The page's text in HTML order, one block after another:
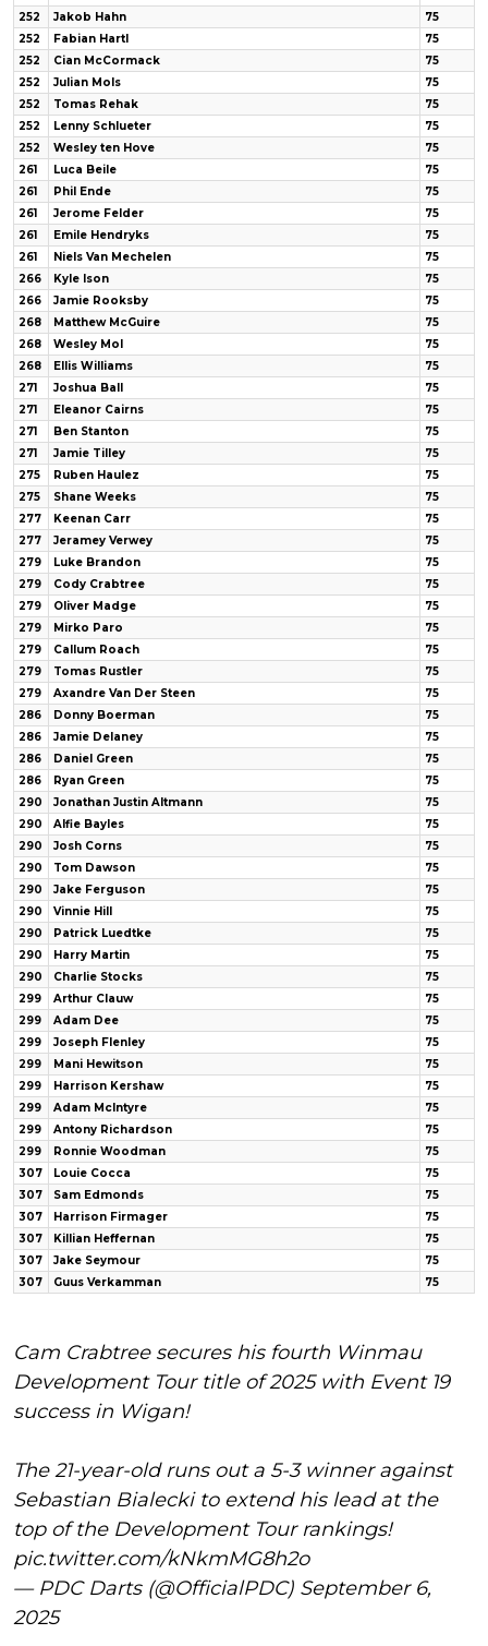
252
Jakob Hahn
75
252
Fabian Hartl
75
252
Cian McCormack
75
252
Julian Mols
75
252
Tomas Rehak
75
252
Lenny Schlueter
75
252
Wesley ten Hove
75
261
Luca Beile
75
261
Phil Ende
75
261
Jerome Felder
75
261
Emile Hendryks
75
261
Niels Van Mechelen
75
266
Kyle Ison
75
266
Jamie Rooksby
75
268
Matthew McGuire
75
268
Wesley Mol
75
268
Ellis Williams
75
271
Joshua Ball
75
271
Eleanor Cairns
75
271
Ben Stanton
75
271
Jamie Tilley
75
275
Ruben Haulez
75
275
Shane Weeks
75
277
Keenan Carr
75
277
Jeramey Verwey
75
279
Luke Brandon
75
279
Cody Crabtree
75
279
Oliver Madge
75
279
Mirko Paro
75
279
Callum Roach
75
279
Tomas Rustler
75
279
Axandre Van Der Steen
75
286
Donny Boerman
75
286
Jamie Delaney
75
286
Daniel Green
75
286
Ryan Green
75
290
Jonathan Justin Altmann
75
290
Alfie Bayles
75
290
Josh Corns
75
290
Tom Dawson
75
290
Jake Ferguson
75
290
Vinnie Hill
75
290
Patrick Luedtke
75
290
Harry Martin
75
290
Charlie Stocks
75
299
Arthur Clauw
75
299
Adam Dee
75
299
Joseph Flenley
75
299
Mani Hewitson
75
299
Harrison Kershaw
75
299
Adam McIntyre
75
299
Antony Richardson
75
299
Ronnie Woodman
75
307
Louie Cocca
75
307
Sam Edmonds
75
307
Harrison Firmager
75
307
Killian Heffernan
75
307
Jake Seymour
75
307
Guus Verkamman 75
Cam Crabtree secures his fourth Winmau
Development Tour title of 2025 with Event 19
success in Wigan!
The 21-year-old runs out a 5-3 winner against
Sebastian Bialecki to extend his lead at the
top of the Development Tour rankings!
pic.twitter.com/kNkmMG8h2o
— PDC Darts (@OfficialPDC) September 6,
2025